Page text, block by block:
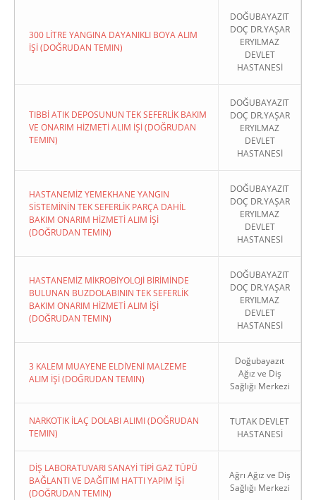
300 LİTRE YANGINA DAYANIKLI BOYA ALIM
İŞİ (DOĞRUDAN TEMIN)
DOĞUBAYAZIT
DOÇ DR.YAŞAR
ERYILMAZ
DEVLET
HASTANESİ
TIBBİ ATIK DEPOSUNUN TEK SEFERLİK BAKIM
VE ONARIM HİZMETİ ALIM İŞİ (DOĞRUDAN
TEMIN)
DOĞUBAYAZIT
DOÇ DR.YAŞAR
ERYILMAZ
DEVLET
HASTANESİ
HASTANEMİZ YEMEKHANE YANGIN
SİSTEMİNİN TEK SEFERLİK PARÇA DAHİL
BAKIM ONARIM HİZMETİ ALIM İŞİ
(DOĞRUDAN TEMIN)
DOĞUBAYAZIT
DOÇ DR.YAŞAR
ERYILMAZ
DEVLET
HASTANESİ
HASTANEMİZ MİKROBİYOLOJİ BİRİMİNDE
BULUNAN BUZDOLABININ TEK SEFERLİK
BAKIM ONARIM HİZMETİ ALIM İŞİ
(DOĞRUDAN TEMIN)
DOĞUBAYAZIT
DOÇ DR.YAŞAR
ERYILMAZ
DEVLET
HASTANESİ
3 KALEM MUAYENE ELDİVENİ MALZEME
ALIM İŞİ (DOĞRUDAN TEMIN)
Doğubayazıt
Ağız ve Diş
Sağlığı Merkezi
NARKOTIK İLAÇ DOLABI ALIMI (DOĞRUDAN
TEMIN)
TUTAK DEVLET
HASTANESİ
DİŞ LABORATUVARI SANAYİ TİPİ GAZ TÜPÜ
BAĞLANTI VE DAĞITIM HATTI YAPIM İŞİ
(DOĞRUDAN TEMIN)
Ağrı Ağız ve Diş
Sağlığı Merkezi